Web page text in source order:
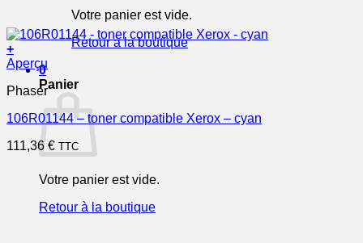
Votre panier est vide.
Retour à la boutique
0
Panier
Votre panier est vide.
Retour à la boutique
+
Aperçu
Phaser
106R01144 – toner compatible Xerox – cyan
111,36 € TTC